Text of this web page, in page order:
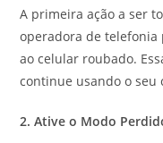
A primeira ação a ser
operadora de telefonia
ao celular roubado.
continue usando o seu
2. Ative o Modo